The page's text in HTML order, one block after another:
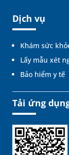
Dịch vụ
Khám sức
Lấy mẫu xét
Bảo hiểm y tế
Tải ứng